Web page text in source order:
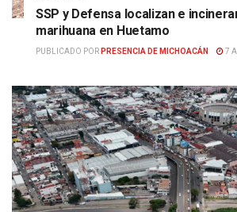
SSP y Defensa localizan e
marihuana en Huetamo
PUBLICADO POR PRESENCIA DE MICHOACÁN 7